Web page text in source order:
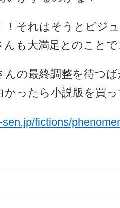
！それはそうとビジ
んも大満足とのこと
んの最終調整を待つ
かったら小説版を買
fictions/